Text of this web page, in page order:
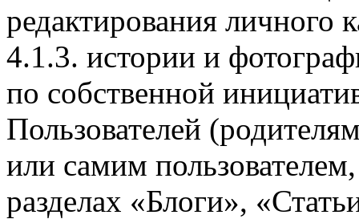
редактирования личного
4.1.3. истории и
по собственной
Пользователей
или самим
разделах «Блоги»,